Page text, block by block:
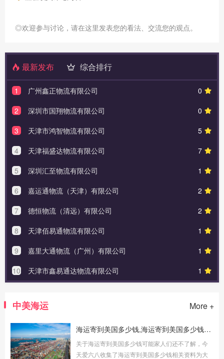
◎欢迎参与讨论，请在这里发表您的看法、交流您的观点。
最新发布 综合排行
0
1
广州鑫正物流有限公司
0
2
深圳市国翔物流有限公司
5
3
天津市鸿智物流有限公司
7
4
天津福盛达物流有限公司
1
5
深圳汇至物流有限公司
2
6
嘉运通物流（天津）有限公司
2
7
德恒物流（清远）有限公司
1
8
天津佰易通物流有限公司
1
9
嘉里大通物流（广州）有限公司
1
10 天津市鑫易通达物流有限公司
中美海运 More +
海运寄到美国多少钱,海运寄到美国多少钱一公斤
关于海运寄到美国多少钱可能家人们还不了解，今
天爱六八收集了海运寄到美国多少钱相关资料为大